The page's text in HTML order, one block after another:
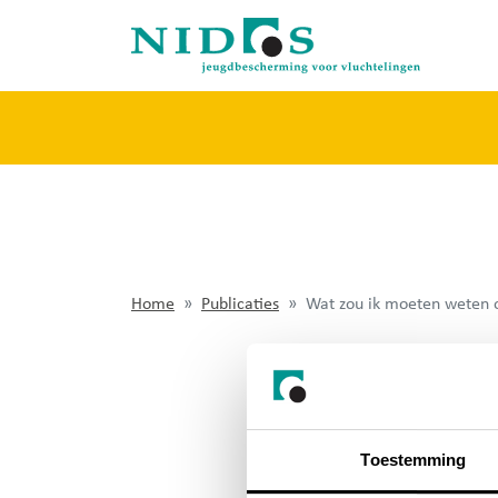
Toestemming
Home Publicaties Wat zou ik moeten weten
WAT